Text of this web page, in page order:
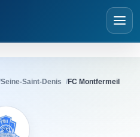
Seine-Saint-Denis FC Montfermeil